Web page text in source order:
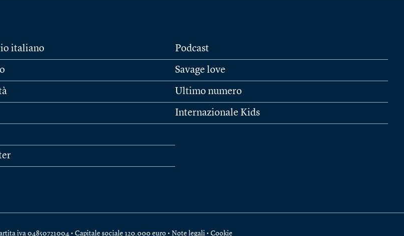
italiano Podcast
Savage love
Ultimo numero
Internazionale Kids
iva 04850721004 • Capitale sociale 120.000 euro • Note legali • Cookie